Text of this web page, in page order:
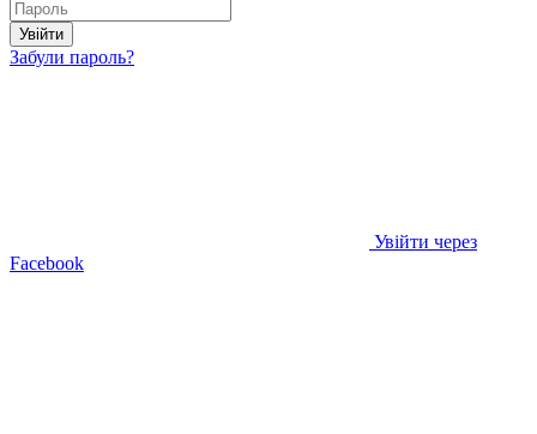
Увійти
Забули пароль?
Увійти через
Facebook